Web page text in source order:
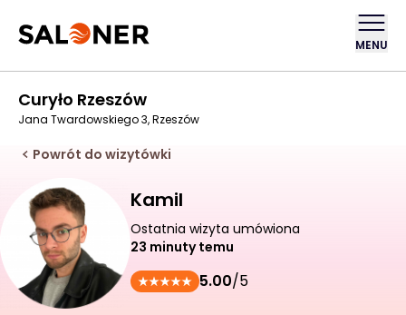
MENU
Curyło Rzeszów
Jana Twardowskiego 3, Rzeszów
Powrót do wizytówki
Kamil
Ostatnia wizyta umówiona
23 minuty temu
5.00/5